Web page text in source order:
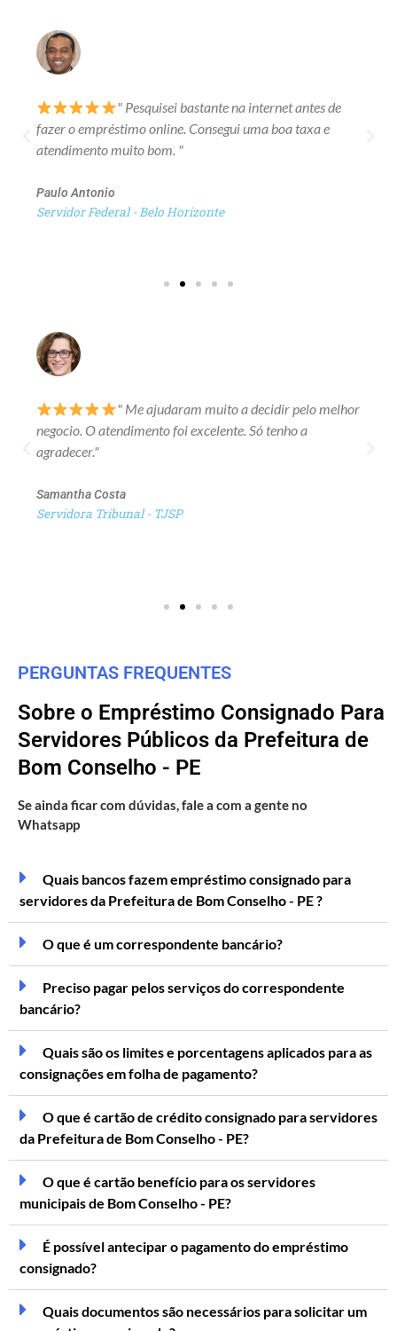
" Pesquisei bastante na internet antes de
fazer o empréstimo online. Consegui uma boa taxa e
atendimento muito bom. "
Paulo Antonio
Servidor Federal - Belo Horizonte
" Me ajudaram muito a decidir pelo melhor
negocio. O atendimento foi excelente. Só tenho a
agradecer."
Samantha Costa
Servidora Tribunal - TJSP
PERGUNTAS FREQUENTES
Sobre o Empréstimo Consignado Para
Servidores Públicos da Prefeitura de
Bom Conselho - PE
Se ainda ficar com dúvidas, fale a com a gente no
Whatsapp
Quais bancos fazem empréstimo consignado para
servidores da Prefeitura de Bom Conselho - PE ?
O que é um correspondente bancário?
Preciso pagar pelos serviços do correspondente
bancário?
Quais são os limites e porcentagens aplicados para as
consignações em folha de pagamento?
O que é cartão de crédito consignado para servidores
da Prefeitura de Bom Conselho - PE?
O que é cartão benefício para os servidores
municipais de Bom Conselho - PE?
É possível antecipar o pagamento do empréstimo
consignado?
Quais documentos são necessários para solicitar um